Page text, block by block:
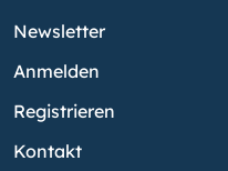
Newsletter
Anmelden
Registrieren
Kontakt